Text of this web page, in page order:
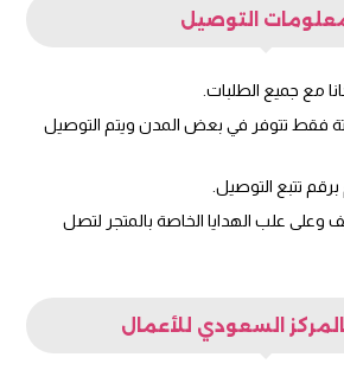
التوصيل
مع جميع الطلبات.
فقط تتوفر في بعض المدن ويتم التوصيل
تتبع التوصيل.
وعلى علب الهدايا الخاصة بالمتجر لتصل
السعودي للأعمال